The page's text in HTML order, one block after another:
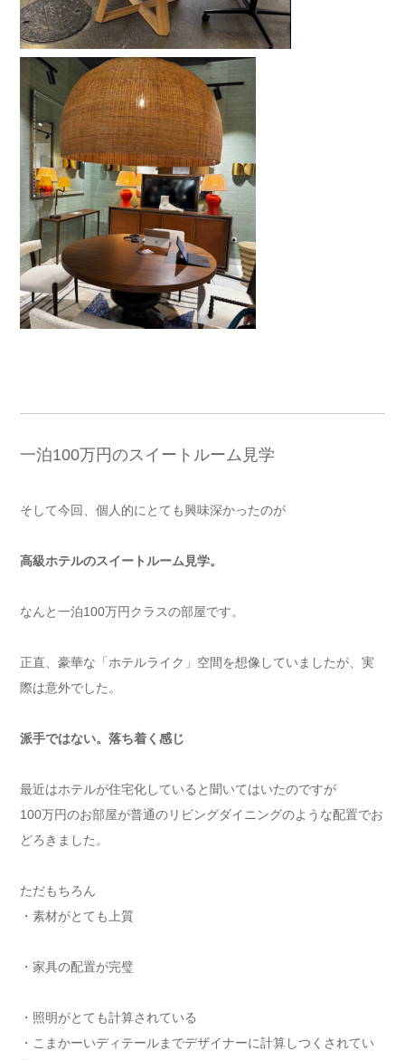
一泊100万円のスイートルーム見学
そして今回、個人的にとても興味深かったのが
高級ホテルのスイートルーム見学。
なんと一泊100万円クラスの部屋です。
正直、豪華な「ホテルライク」空間を想像していましたが、実
際は意外でした。
派手ではない。落ち着く感じ
最近はホテルが住宅化していると聞いてはいたのですが
100万円のお部屋が普通のリビングダイニングのような配置でお
どろきました。
ただもちろん
・素材がとても上質
・家具の配置が完璧
・照明がとても計算されている
・こまかーいディテールまでデザイナーに計算しつくされてい